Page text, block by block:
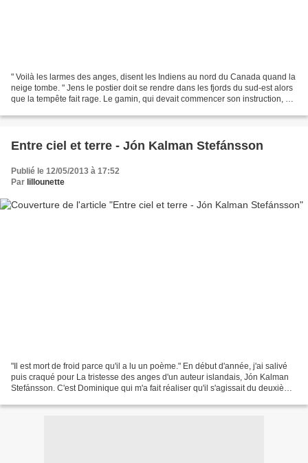
" Voilà les larmes des anges, disent les Indiens au nord du Canada quand la
neige tombe. " Jens le postier doit se rendre dans les fjords du sud-est alors
que la tempête fait rage. Le gamin, qui devait commencer son instruction, est
Entre ciel et terre - Jón Kalman Stefánsson
Publié le 12/05/2013 à 17:52
Par lillounette
"Il est mort de froid parce qu'il a lu un poème." En début d'année, j'ai salivé
puis craqué pour La tristesse des anges d'un auteur islandais, Jón Kalman
Stefánsson. C'est Dominique qui m'a fait réaliser qu'il s'agissait du deuxième